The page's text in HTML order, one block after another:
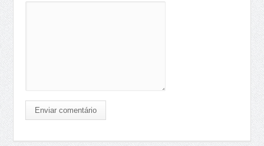
Enviar comentário